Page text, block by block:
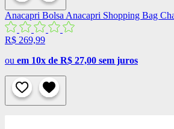
Anacapri Bolsa Anacapri Shopping Bag
R$ 269,99
ou em 10x de R$ 27,00 sem juros